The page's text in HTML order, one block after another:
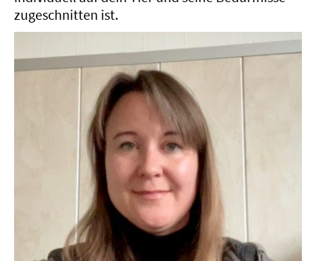
zugeschnitten ist.